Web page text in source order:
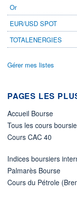
ESTIMÉ 2026
-
DERNIER
DIVIDENDE
Non éligible
Boursobank
Or
EUR/USD SPOT
TOTALENERGIES
Gérer mes listes
PAGES LES
Accueil Bourse
Tous les cours
Cours CAC 40
Indices boursiers
Palmarès Bourse
Cours du Pétrole